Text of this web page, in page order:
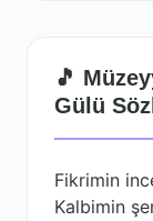
🎵
Gülü
Fikrimin
Kalbimin